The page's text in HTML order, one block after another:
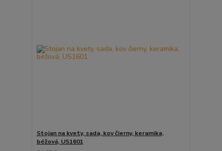
Stojan na kvety, sada, kov čierny, keramika,
béžová, US1601